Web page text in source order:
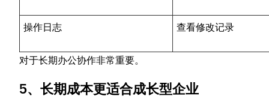
操作日志 查看修改记录
对于长期办公协作非常重要。
5、长期成本更适合成长型企业